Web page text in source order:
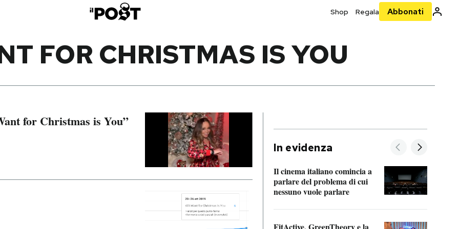
Shop Regala Abbonati
FOR CHRISTMAS IS YOU
for Christmas is You”
In evidenza
Il cinema italiano comincia a
parlare del problema di cui
nessuno vuole parlare